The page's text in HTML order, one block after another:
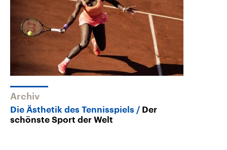
Archiv
Die Ästhetik des Tennisspiels
Der
schönste Sport der Welt